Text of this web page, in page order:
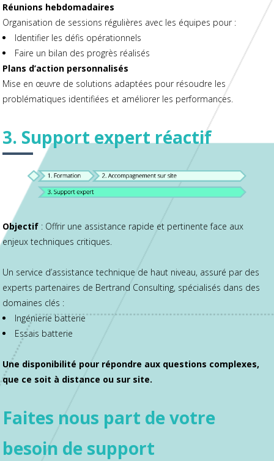
Réunions hebdomadaires
Organisation de sessions régulières avec les équipes pour :
Identifier les défis opérationnels
Faire un bilan des progrès réalisés
Plans d’action personnalisés
Mise en œuvre de solutions adaptées pour résoudre les
problématiques identifiées et améliorer les performances.
3. Support expert réactif
Objectif : Offrir une assistance rapide et pertinente face aux
enjeux techniques critiques.
Un service d’assistance technique de haut niveau, assuré par des
experts partenaires de Bertrand Consulting, spécialisés dans des
domaines clés :
Ingénierie batterie
Essais batterie
Une disponibilité pour répondre aux questions complexes,
que ce soit à distance ou sur site.
Faites nous part de votre
besoin de support